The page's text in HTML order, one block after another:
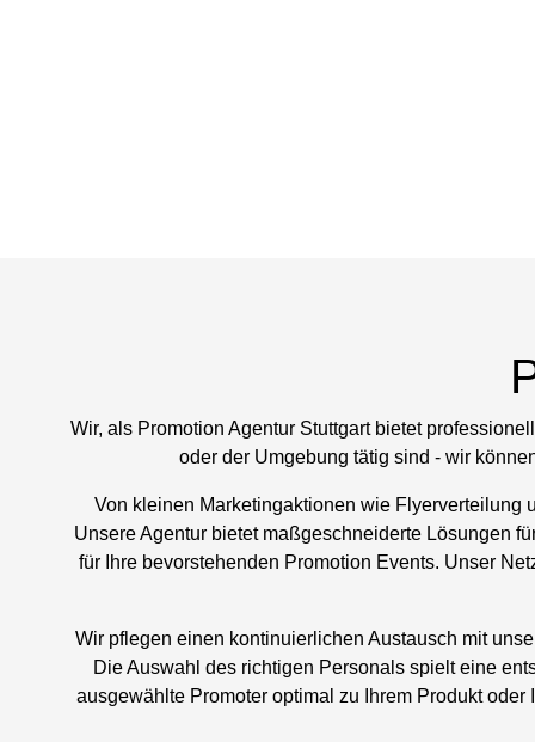
Wir, als Promotion Agentur Stuttgart bietet
oder der Umgebung tätig sind - wir
Von kleinen Marketingaktionen wie Flyerverteilung
Unsere Agentur bietet maßgeschneiderte Lösungen
für Ihre bevorstehenden Promotion Events. Unser
Wir pflegen einen kontinuierlichen Austausch mit
Die Auswahl des richtigen Personals spielt eine
ausgewählte Promoter optimal zu Ihrem Produkt